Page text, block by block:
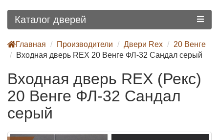
Каталог дверей
Главная Производители Двери Rex
20 Венге
Входная дверь REX 20 Венге ФЛ-32 Сандал серый
Входная дверь REX (Рекс)
20 Венге ФЛ-32 Сандал
серый